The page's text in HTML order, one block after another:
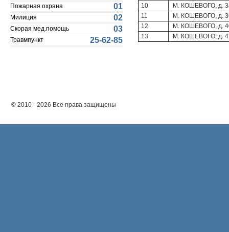
Пожарная охрана 01
Милиция 02
Скорая мед.помощь 03
Травмпункт 25-62-85
10
М. КОШЕВОГО, д.
11
М. КОШЕВОГО, д.
12
М. КОШЕВОГО, д.
13
М. КОШЕВОГО, д.
© 2010 - 2026 Все права защищены